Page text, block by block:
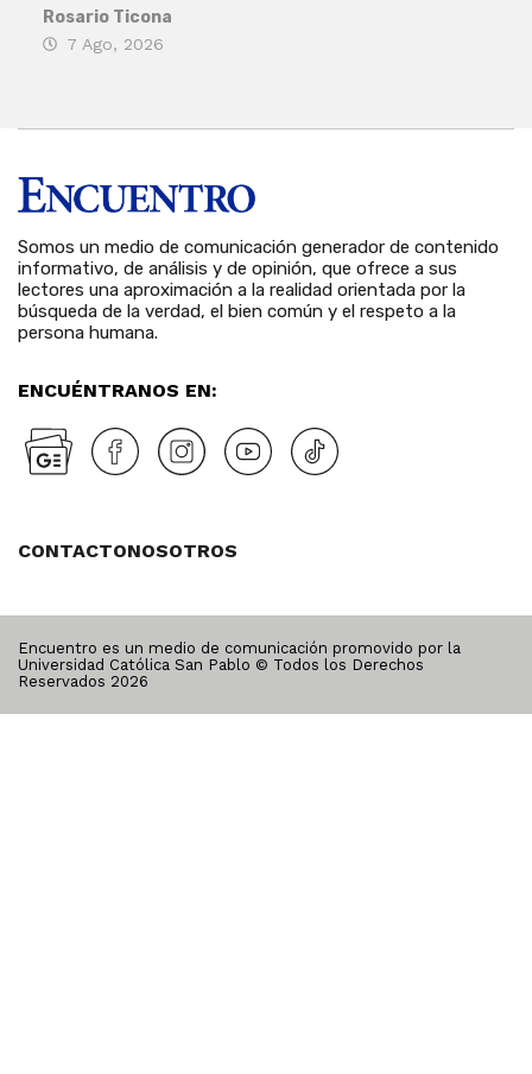
Rosario Ticona
7 Ago, 2026
Somos un medio de comunicación generador de contenido
informativo, de análisis y de opinión, que ofrece a sus
lectores una aproximación a la realidad orientada por la
búsqueda de la verdad, el bien común y el respeto a la
persona humana.
ENCUÉNTRANOS EN:
CONTACTONOSOTROS
Encuentro es un medio de comunicación promovido por la
Universidad Católica San Pablo © Todos los Derechos
Reservados 2026